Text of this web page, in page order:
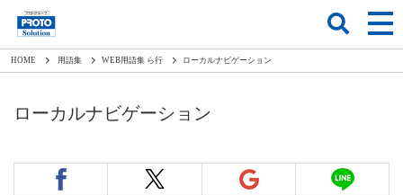
HOME 用語集 WEB用語集 ら行 ローカルナビゲーション
ローカルナビゲーション